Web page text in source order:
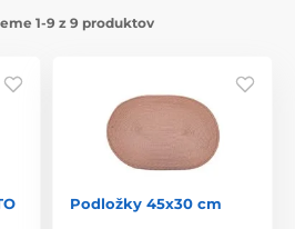
1-9 z 9 produktov
Podložky 45x30 cm